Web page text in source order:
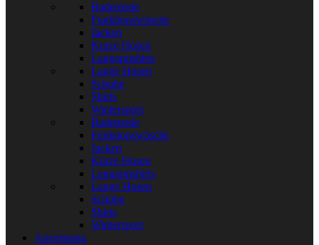
Bademode
Funktionswäsche
Jacken
Kurze Hosen
Langarmshirts
Lange Hosen
Schuhe
Shirts
Wintersport
Bademode
Funktionswäsche
Jacken
Kurze Hosen
Langarmshirts
Lange Hosen
Schuhe
Shirts
Wintersport
Ausrüstung